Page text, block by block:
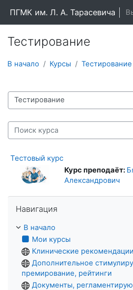
ПГМК им. Л. А. Тарасевича
Тестирование
В начало Курсы Тестирование
Категории курсов
Поиск курса
Тестовый курс
Курс преподаёт:
Александрович
Навигация
В начало
Мои курсы
Клинические
Дополнительное
премирование, рейтинги
Документы,